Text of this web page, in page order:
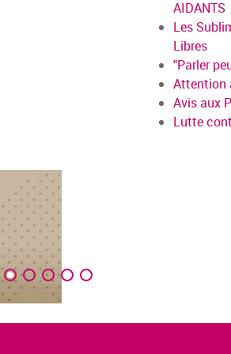
AIDANTS
Les
Libres
"Parler
Attention
Avis aux
Lutte